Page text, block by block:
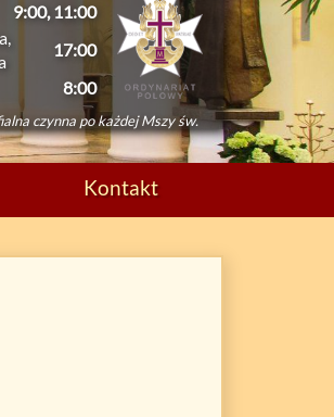
9:00, 11:00
17:00
8:00
czynna po każdej Mszy św.
Kontakt